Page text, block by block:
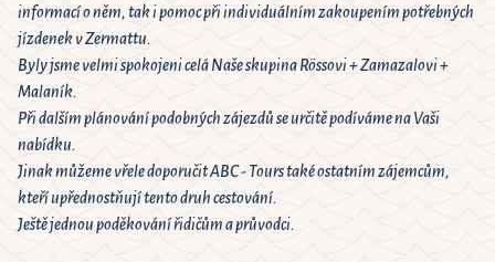
informací o něm, tak i pomoc při individuálním zakoupením potřebných
jízdenek v Zermattu.
Byly jsme velmi spokojeni celá Naše skupina Rössovi + Zamazalovi +
Malaník.
Při dalším plánování podobných zájezdů se určitě podíváme na Vaši
nabídku.
Jinak můžeme vřele doporučit ABC - Tours také ostatním zájemcům,
kteří upřednostňují tento druh cestování.
Ještě jednou poděkování řidičům a průvodci.